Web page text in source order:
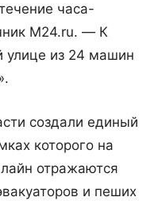
часа-
M24.ru. — К
улице из 24 машин
создали единый
которого на
отражаются
и пеших